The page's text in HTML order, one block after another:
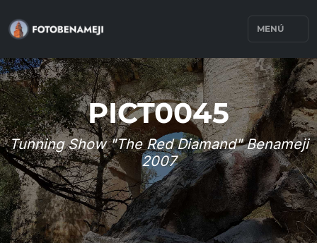
MENÚ
PICT0045
Tunning Show "The Red Diamand" Benameji
2007